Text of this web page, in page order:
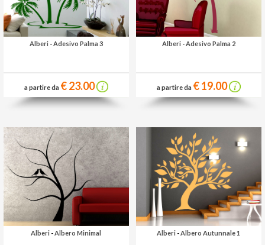
Alberi -Adesivo Palma 3
a partire da € 23.00
Alberi -Adesivo Palma 2
a partire da € 19.00
Alberi -Albero Minimal Alberi -Albero Autunnale 1